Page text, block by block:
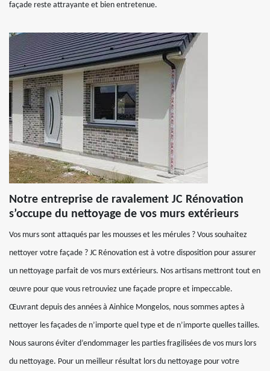
façade reste attrayante et bien entretenue.
Notre entreprise de ravalement JC Rénovation
s’occupe du nettoyage de vos murs extérieurs
Vos murs sont attaqués par les mousses et les mérules ? Vous souhaitez
nettoyer votre façade ? JC Rénovation est à votre disposition pour assurer
un nettoyage parfait de vos murs extérieurs. Nos artisans mettront tout en
œuvre pour que vous retrouviez une façade propre et impeccable.
Œuvrant depuis des années à Ainhice Mongelos, nous sommes aptes à
nettoyer les façades de n’importe quel type et de n’importe quelles tailles.
Nous saurons éviter d’endommager les parties fragilisées de vos murs lors
du nettoyage. Pour un meilleur résultat lors du nettoyage pour votre